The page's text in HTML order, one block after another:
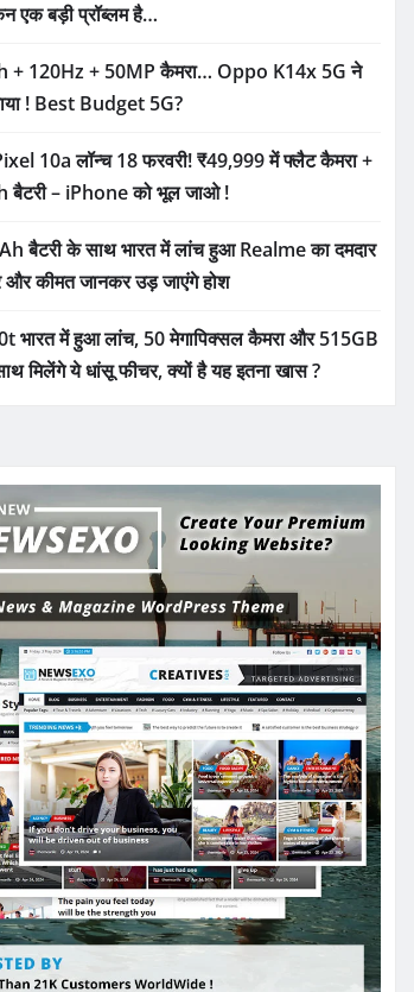
एक बड़ी प्रॉब्लम है…
+ 120Hz + 50MP कैमरा… Oppo K14x 5G ने
! Best Budget 5G?
10a लॉन्च 18 फरवरी! ₹49,999 में फ्लैट कैमरा +
बैटरी – iPhone को भूल जाओ !
बैटरी के साथ भारत में लांच हुआ Realme का दमदार
और कीमत जानकर उड़ जाएंगे होश
भारत में हुआ लांच, 50 मेगापिक्सल कैमरा और 515GB
मिलेंगे ये धांसू फीचर, क्यों है यह इतना खास ?